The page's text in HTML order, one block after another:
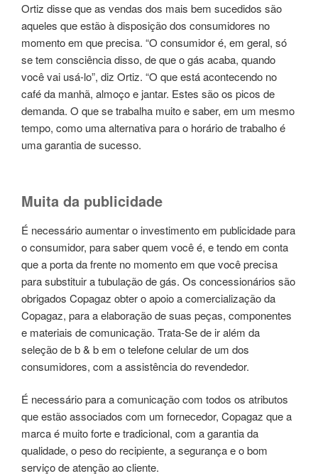
Ortiz disse que as vendas dos mais bem sucedidos são
aqueles que estão à disposição dos consumidores no
momento em que precisa. “O consumidor é, em geral, só
se tem consciência disso, de que o gás acaba, quando
você vai usá-lo”, diz Ortiz. “O que está acontecendo no
café da manhã, almoço e jantar. Estes são os picos de
demanda. O que se trabalha muito e saber, em um mesmo
tempo, como uma alternativa para o horário de trabalho é
uma garantia de sucesso.
Muita da publicidade
É necessário aumentar o investimento em publicidade para
o consumidor, para saber quem você é, e tendo em conta
que a porta da frente no momento em que você precisa
para substituir a tubulação de gás. Os concessionários são
obrigados Copagaz obter o apoio a comercialização da
Copagaz, para a elaboração de suas peças, componentes
e materiais de comunicação. Trata-Se de ir além da
seleção de b & b em o telefone celular de um dos
consumidores, com a assistência do revendedor.
É necessário para a comunicação com todos os atributos
que estão associados com um fornecedor, Copagaz que a
marca é muito forte e tradicional, com a garantia da
qualidade, o peso do recipiente, a segurança e o bom
serviço de atenção ao cliente.